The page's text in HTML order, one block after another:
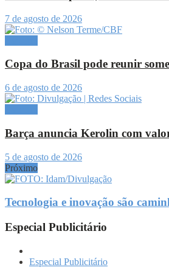
7 de agosto de 2026
Copa do Brasil pode reunir
6 de agosto de 2026
Barça anuncia Kerolin com
5 de agosto de 2026
Próximo
Tecnologia e inovação são
Especial Publicitário
Especial Publicitário